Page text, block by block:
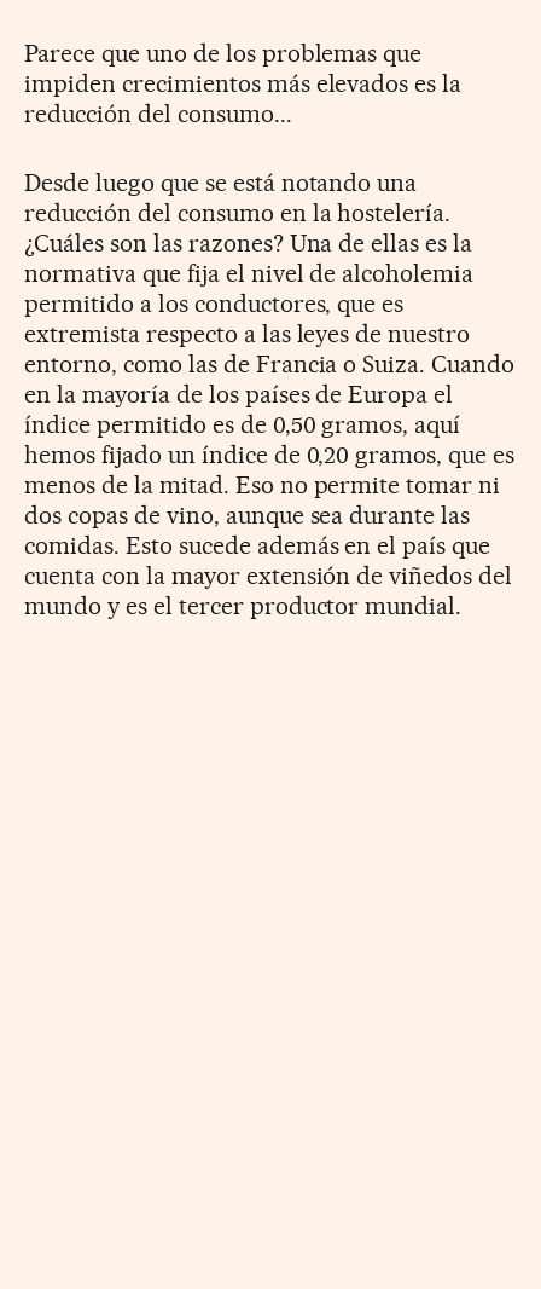
Parece que uno de los problemas que
impiden crecimientos más elevados es la
reducción del consumo...
Desde luego que se está notando una
reducción del consumo en la hostelería.
¿Cuáles son las razones? Una de ellas es la
normativa que fija el nivel de alcoholemia
permitido a los conductores, que es
extremista respecto a las leyes de nuestro
entorno, como las de Francia o Suiza. Cuando
en la mayoría de los países de Europa el
índice permitido es de 0,50 gramos, aquí
hemos fijado un índice de 0,20 gramos, que es
menos de la mitad. Eso no permite tomar ni
dos copas de vino, aunque sea durante las
comidas. Esto sucede además en el país que
cuenta con la mayor extensión de viñedos del
mundo y es el tercer productor mundial.